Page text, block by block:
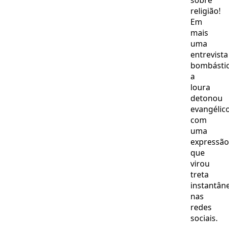
religião!
Em
mais
uma
entrevista
a
loura
detonou
com
uma
expressão
que
virou
treta
nas
redes
sociais.
TV!
no
coração